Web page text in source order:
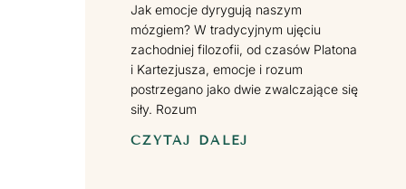
Jak emocje dyrygują naszym
mózgiem? W tradycyjnym ujęciu
zachodniej filozofii, od czasów Platona
i Kartezjusza, emocje i rozum
postrzegano jako dwie zwalczające się
siły. Rozum
CZYTAJ DALEJ